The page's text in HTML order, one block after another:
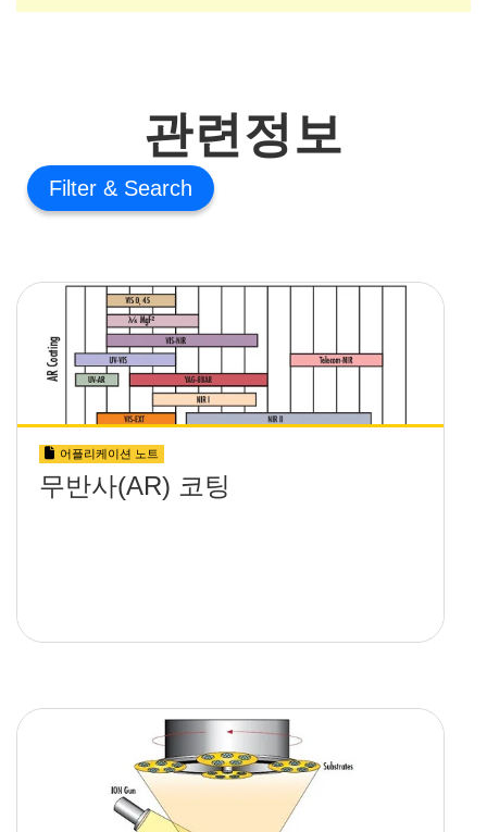
관련정보
Filter
어플리케이션 노트
무반사(AR) 코팅